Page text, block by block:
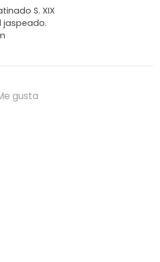
S. XIX
jaspeado.
gusta